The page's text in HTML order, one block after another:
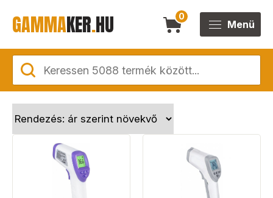
GAMMAKER.HU 0
Menü